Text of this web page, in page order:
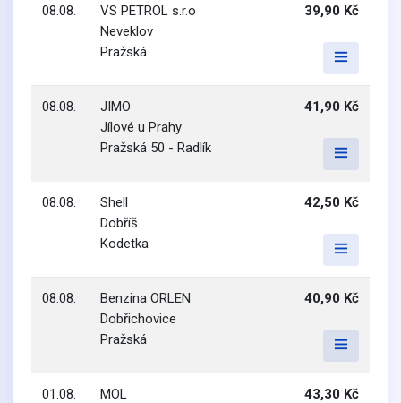
08.08.
VS PETROL s.r.o
Neveklov
Pražská
39,90 Kč
08.08.
JIMO
Jílové u Prahy
Pražská 50 - Radlík
41,90 Kč
08.08.
Shell
Dobříš
Kodetka
42,50 Kč
08.08.
Benzina ORLEN
Dobřichovice
Pražská
40,90 Kč
01.08.
MOL
43,30 Kč